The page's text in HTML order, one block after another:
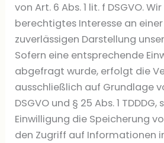
von Art. 6 Abs. 1 lit. f DSGVO.
berechtigtes Interesse an
zuverlässigen Darstellung
Sofern eine entsprechende
abgefragt wurde, erfolgt die
ausschließlich auf Grundlage
DSGVO und § 25 Abs. 1
Einwilligung die Speicherung
den Zugriff auf Informationen